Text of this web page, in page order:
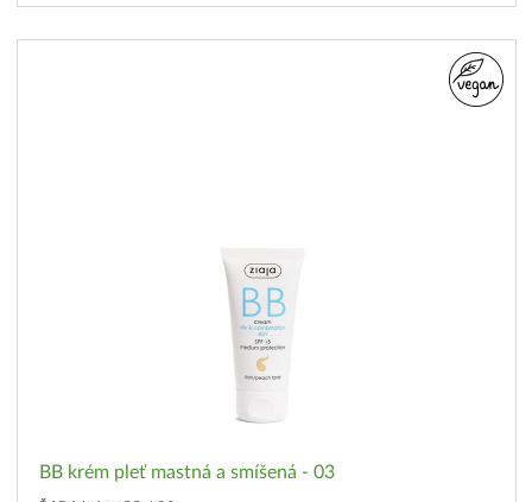
BB krém pleť mastná a smíšená - 03